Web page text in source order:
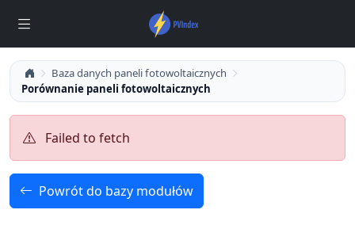
Baza danych paneli fotowoltaicznych
Porównanie paneli fotowoltaicznych
Failed to fetch
Powrót do bazy modułów